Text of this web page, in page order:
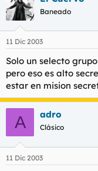
e
m
a
Baneado
11 Dic 2003
Solo un selecto
pero eso es alto
estar en mision
A adro
Clásico
11 Dic 2003